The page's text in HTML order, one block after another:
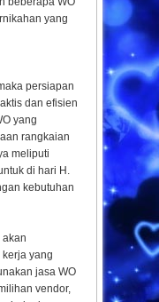
yang
persiapan
dan efisien
yang
rangkaian
meliputi
di hari H.
kebutuhan
yang
jasa WO
vendor,